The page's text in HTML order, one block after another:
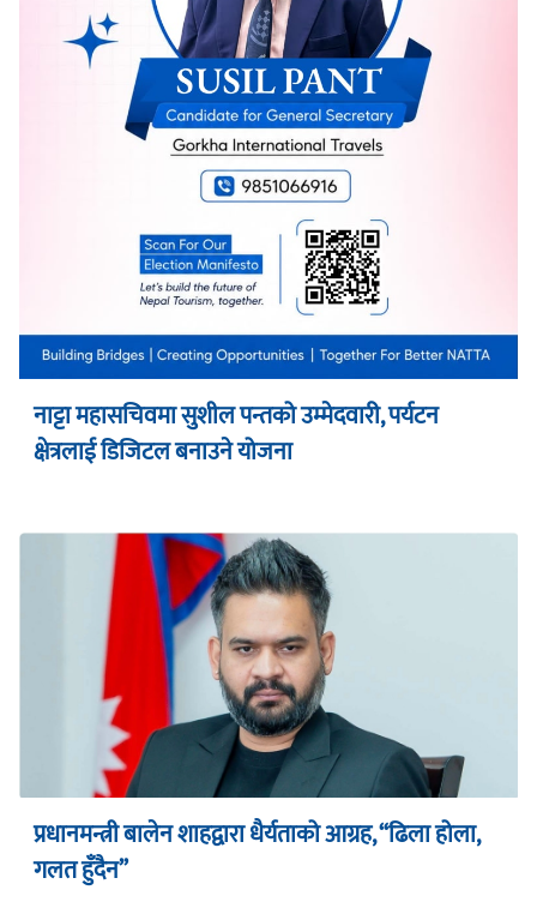
नाट्टा महासचिवमा सुशील पन्तको उम्मेदवारी, पर्यटन
क्षेत्रलाई डिजिटल बनाउने योजना
प्रधानमन्त्री बालेन शाहद्वारा धैर्यताको आग्रह, “ढिला होला,
गलत हुँदैन”